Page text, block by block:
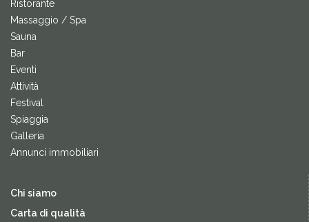
Ristorante
Massaggio / Spa
Sauna
Bar
Eventi
Attività
Festival
Spiaggia
Galleria
Annunci immobiliari
Chi siamo
Carta di qualità